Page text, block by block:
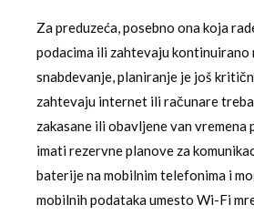
Za preduzeća, posebno ona koja
podacima ili zahtevaju kontinuirano
snabdevanje, planiranje je još
zahtevaju internet ili računare
zakasane ili obavljene van vremena
imati rezervne planove za
baterije na mobilnim telefonima i
mobilnih podataka umesto Wi-Fi